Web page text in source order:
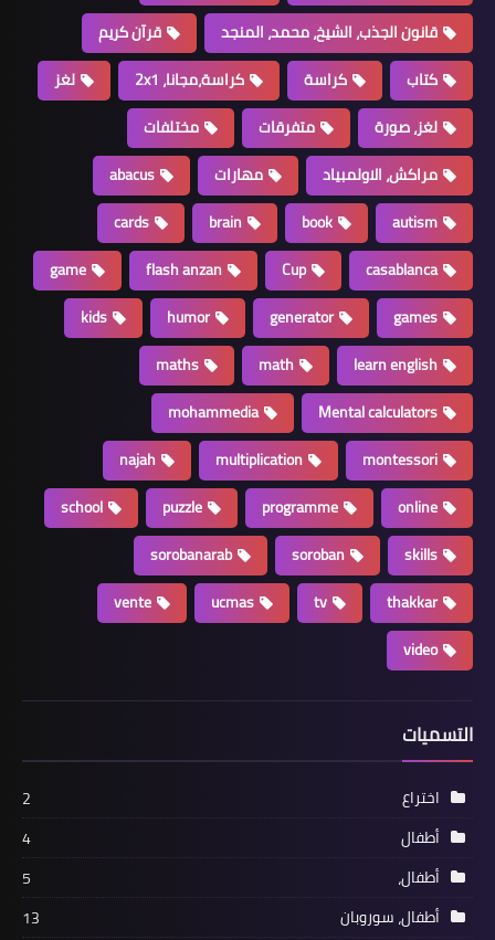
قانون الجذب، الشيخ، محمد، المنجد
قرآن كريم
كتاب
كراسة كراسة،مجانا، 2x1
لغز
لغز، صورة
متفرقات
مختلفات
مراكش، الاولمبياد
مهارات
abacus
autism
book
brain
cards
casablanca
Cup
flash anzan
game
games
generator
humor
kids
learn english
math
maths
Mental calculators
mohammedia
montessori
multiplication
najah
online
programme
puzzle
school
skills
soroban
sorobanarab
thakkar
tv
ucmas
vente
video
التسميات
اختراع
2
أطفال
4
أطفال،
5
أطفال، سوروبان
13